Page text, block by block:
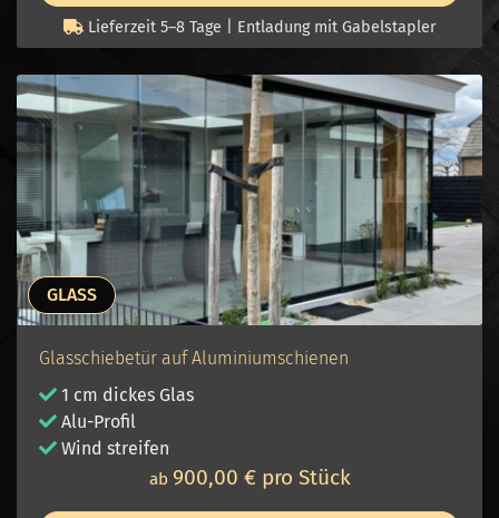
Lieferzeit 5–8 Tage | Entladung mit Gabelstapler
GLASS
Glasschiebetür auf Aluminiumschienen
1 cm dickes Glas
Alu-Profil
Wind streifen
ab 900,00 € pro Stück